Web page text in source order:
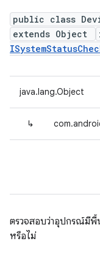
public class
extends Object
java.lang.Object
↳
ตรวจสอบว่าอุปกรณ์มี
หรือไม่